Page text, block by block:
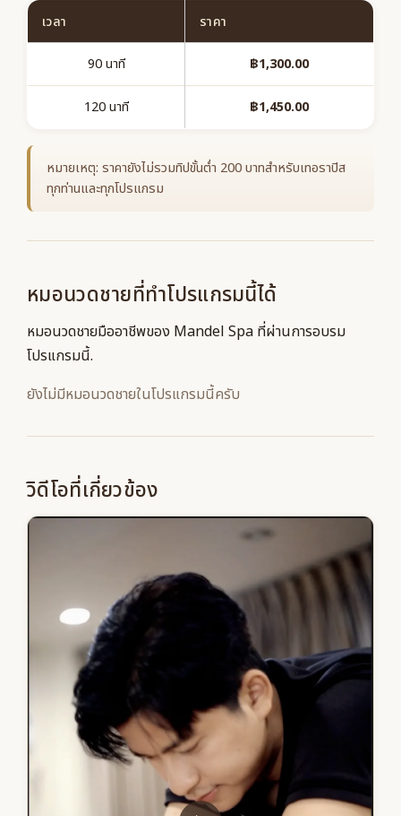
เวลา ราคา
90 นาที ฿1,300.00
120 นาที ฿1,450.00
หมายเหตุ: ราคายังไม่รวมทิปขั้นต่ำ 200 บาทสำหรับเทอราปิส
ทุกท่านและทุกโปรแกรม
หมอนวดชายที่ทำโปรแกรมนี้ได้
หมอนวดชายมืออาชีพของ Mandel Spa ที่ผ่านการอบรม
โปรแกรมนี้.
ยังไม่มีหมอนวดชายในโปรแกรมนี้ครับ
วิดีโอที่เกี่ยวข้อง